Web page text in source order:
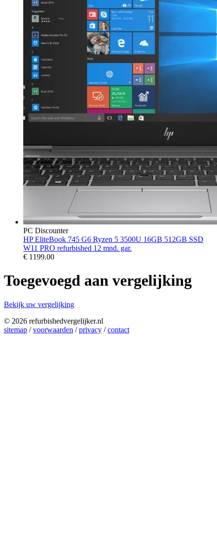
PC Discounter
HP EliteBook 745 G6 Ryzen 5 3500U 16GB 512GB SSD
W11 PRO refurbished 12 mnd. gar.
€ 1199.00
Toegevoegd aan vergelijking
Bekijk uw vergelijking
© 2026 refurbishedvergelijker.nl
sitemap /voorwaarden /privacy /contact